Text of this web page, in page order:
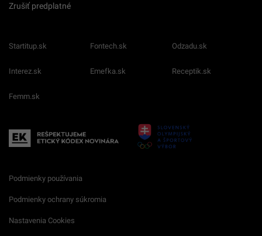
Zrušiť predplatné
Startitup.sk Fontech.sk Odzadu.sk
Interez.sk Emefka.sk Receptik.sk
Femm.sk
Podmienky používania
Podmienky ochrany súkromia
Nastavenia Cookies